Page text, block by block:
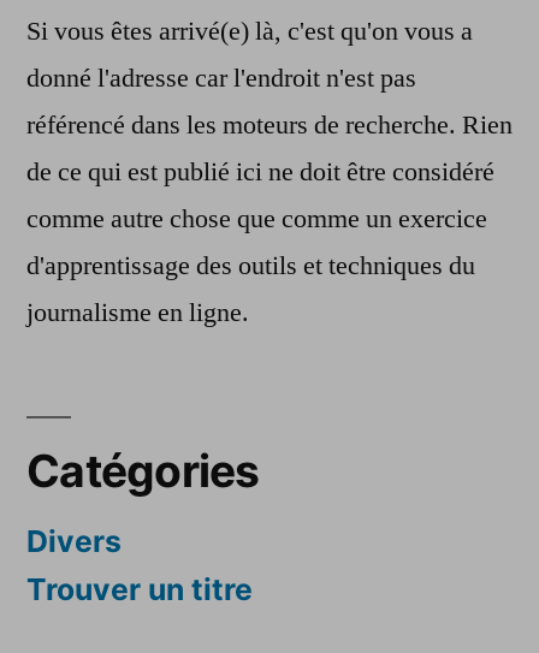
Si vous êtes arrivé(e) là, c'est qu'on vous a
donné l'adresse car l'endroit n'est pas
référencé dans les moteurs de recherche. Rien
de ce qui est publié ici ne doit être considéré
comme autre chose que comme un exercice
d'apprentissage des outils et techniques du
journalisme en ligne.
Catégories
Divers
Trouver un titre